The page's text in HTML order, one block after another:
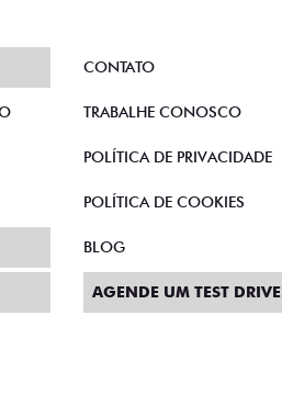
CONTATO
TRABALHE CONOSCO
POLÍTICA DE PRIVACIDADE
POLÍTICA DE COOKIES
BLOG
AGENDE UM TEST DRIVE